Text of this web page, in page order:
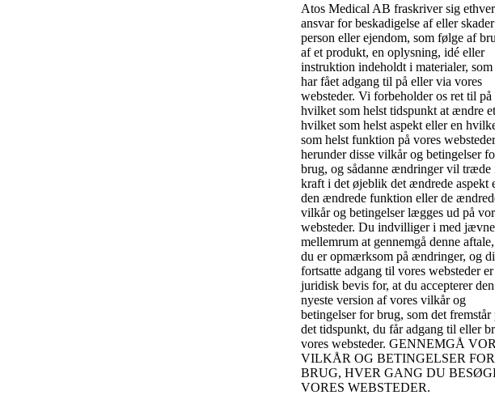
Atos Medical AB fraskriver sig
ansvar for beskadigelse af eller
person eller ejendom, som følge af
af et produkt, en oplysning, idé eller
instruktion indeholdt i materialer, som
har fået adgang til på eller via vores
websteder. Vi forbeholder os ret til på
hvilket som helst tidspunkt at ændre et
hvilket som helst aspekt eller en
som helst funktion på vores
herunder disse vilkår og betingelser
brug, og sådanne ændringer vil træde
kraft i det øjeblik det ændrede aspekt
den ændrede funktion eller de
vilkår og betingelser lægges ud på
websteder. Du indvilliger i med jævne
mellemrum at gennemgå denne aftale,
du er opmærksom på ændringer, og
fortsatte adgang til vores websteder er
juridisk bevis for, at du accepterer den
nyeste version af vores vilkår og
betingelser for brug, som det fremstår
det tidspunkt, du får adgang til eller
vores websteder. GENNEMGÅ
VILKÅR OG BETINGELSER FOR
BRUG, HVER GANG DU
VORES WEBSTEDER.